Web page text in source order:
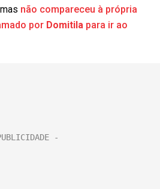
não compareceu à própria
por Domitila para ir ao